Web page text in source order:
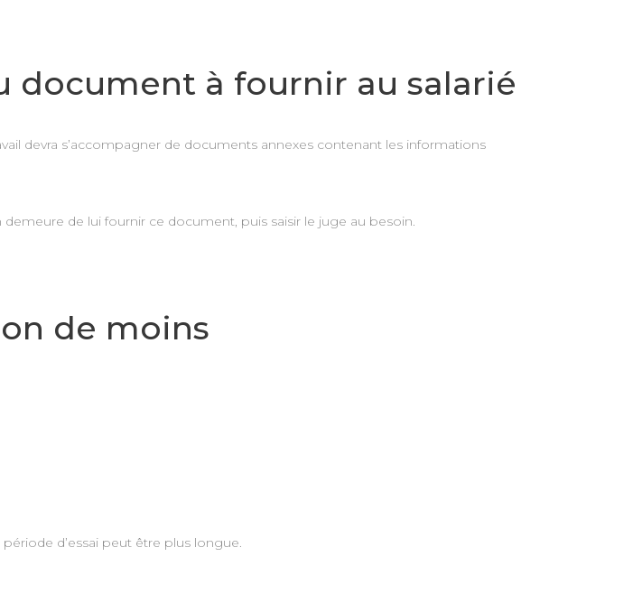
document à fournir au salarié
devra s’accompagner de documents annexes contenant les informations
de lui fournir ce document, puis saisir le juge au besoin.
de moins
d’essai peut être plus longue.